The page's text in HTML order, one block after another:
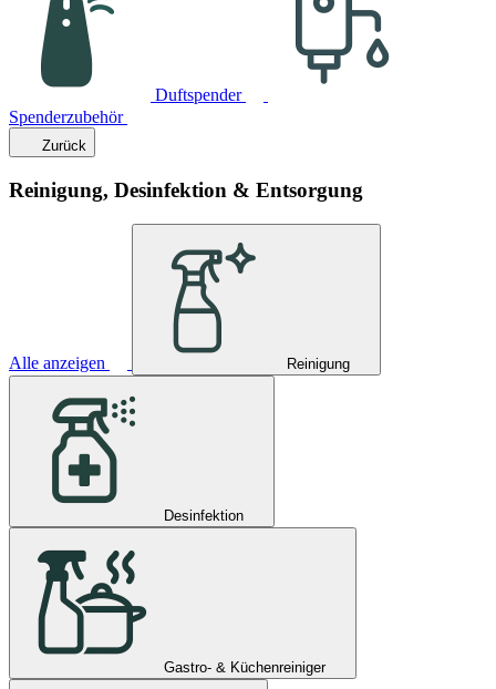
Duftspender
Spenderzubehör
Zurück
Reinigung, Desinfektion & Entsorgung
Alle anzeigen Reinigung
Desinfektion
Gastro- & Küchenreiniger